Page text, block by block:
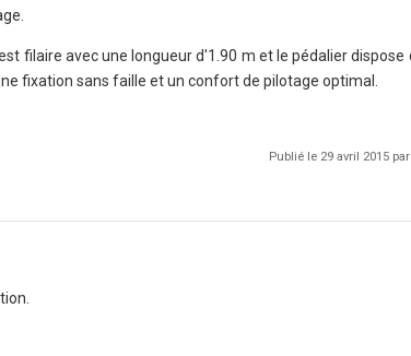
filaire avec une longueur d'1.90 m et le pédalier dispose
fixation sans faille et un confort de pilotage optimal.
Publié le 29 avril 2015